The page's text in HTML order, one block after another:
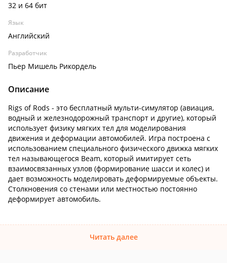
32 и 64 бит
Язык
Английский
Разработчик
Пьер Мишель Рикордель
Описание
Rigs of Rods - это бесплатный мульти-симулятор (авиация,
водный и железнодорожный транспорт и другие), который
использует физику мягких тел для моделирования
движения и деформации автомобилей. Игра построена с
использованием специального физического движка мягких
тел называющегося Beam, который имитирует сеть
взаимосвязанных узлов (формирование шасси и колес) и
дает возможность моделировать деформируемые объекты.
Столкновения со стенами или местностью постоянно
деформирует автомобиль.
Читать далее